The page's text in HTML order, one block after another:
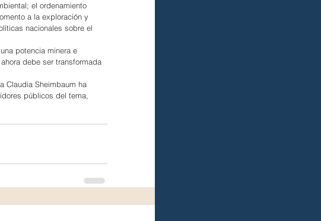
el ordenamiento
a la exploración y
nacionales sobre el
potencia minera e
debe ser transformada
Claudia Sheimbaum ha
públicos del tema,